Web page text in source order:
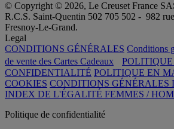
© Copyright © 2026, Le Creuset France
R.C.S. Saint-Quentin 502 705 502 - 982
Fresnoy-Le-Grand.
Legal
CONDITIONS GÉNÉRALES Conditions
de vente des Cartes Cadeaux
POLITIQUE
CONFIDENTIALITÉ POLITIQUE EN
COOKIES CONDITIONS GÉNÉRALES
INDEX DE L'ÉGALITÉ FEMMES /
Politique de confidentialité